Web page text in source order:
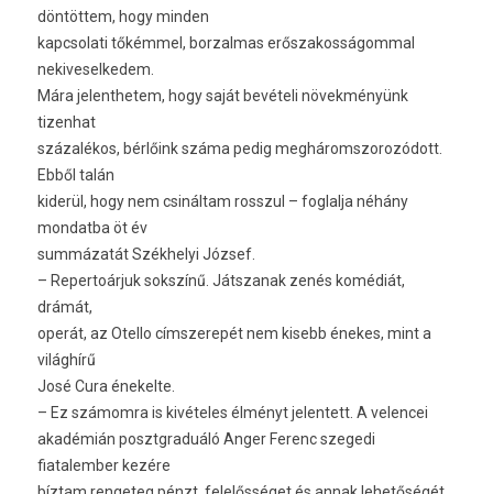
döntöttem, hogy minden
kapcsolati tőkémmel, borzalmas erőszakosságommal
nekiveselkedem.
Mára jelenthetem, hogy saját bevételi növekményünk
tizenhat
százalékos, bérlőink száma pedig megháromszorozódott.
Ebből talán
kiderül, hogy nem csináltam rosszul – foglalja néhány
mondatba öt év
summázatát Székhelyi József.
– Repertoárjuk sokszínű. Játszanak zenés komédiát,
drámát,
operát, az Otello címszerepét nem kisebb énekes, mint a
világhírű
José Cura énekelte.
– Ez számomra is kivételes élményt jelentett. A velencei
akadémián posztgraduáló Anger Ferenc szegedi
fiatalember kezére